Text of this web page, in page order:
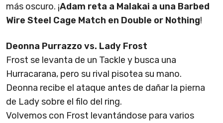
más oscuro. ¡Adam reta a Malakai a una Barbed
Wire Steel Cage Match en Double or Nothing!
Deonna Purrazzo vs. Lady Frost
Frost se levanta de un Tackle y busca una
Hurracarana, pero su rival pisotea su mano.
Deonna recibe el ataque antes de dañar la pierna
de Lady sobre el filo del ring.
Volvemos con Frost levantándose para varios